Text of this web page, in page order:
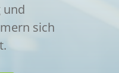
und
sich